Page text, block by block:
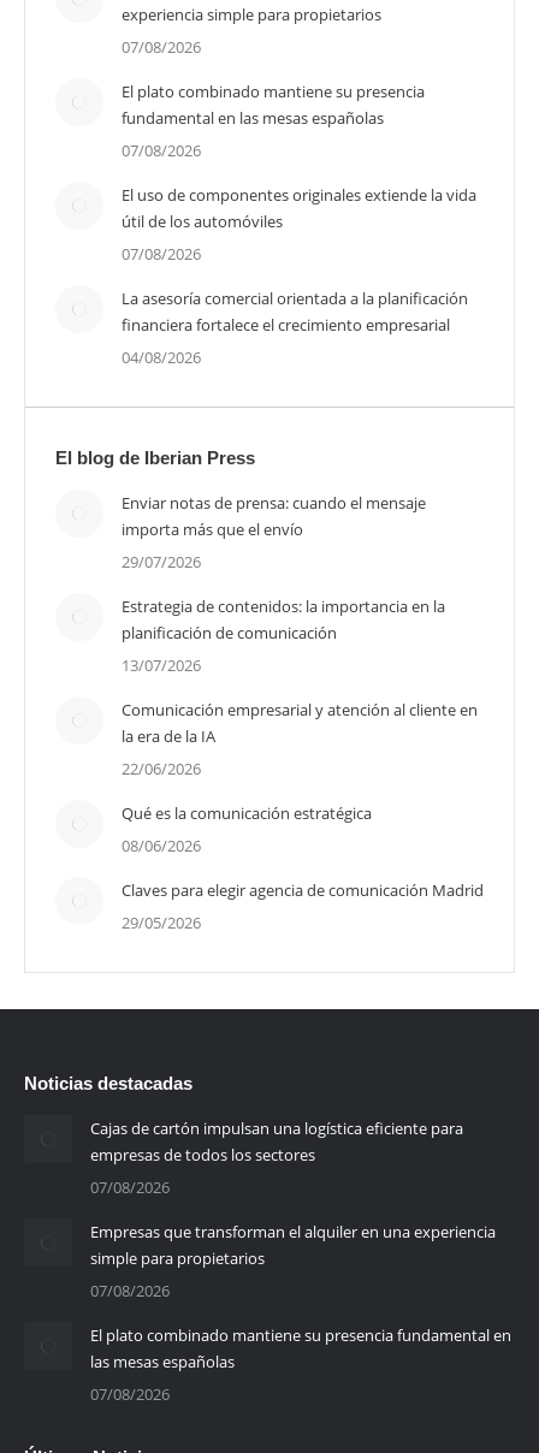
experiencia simple para propietarios
07/08/2026
El plato combinado mantiene su presencia
fundamental en las mesas españolas
07/08/2026
El uso de componentes originales extiende la vida
útil de los automóviles
07/08/2026
La asesoría comercial orientada a la planificación
financiera fortalece el crecimiento empresarial
04/08/2026
El blog de Iberian Press
Enviar notas de prensa: cuando el mensaje
importa más que el envío
29/07/2026
Estrategia de contenidos: la importancia en la
planificación de comunicación
13/07/2026
Comunicación empresarial y atención al cliente en
la era de la IA
22/06/2026
Qué es la comunicación estratégica
08/06/2026
Claves para elegir agencia de comunicación Madrid
29/05/2026
Noticias destacadas
Cajas de cartón impulsan una logística eficiente para
empresas de todos los sectores
07/08/2026
Empresas que transforman el alquiler en una experiencia
simple para propietarios
07/08/2026
El plato combinado mantiene su presencia fundamental en
las mesas españolas
07/08/2026